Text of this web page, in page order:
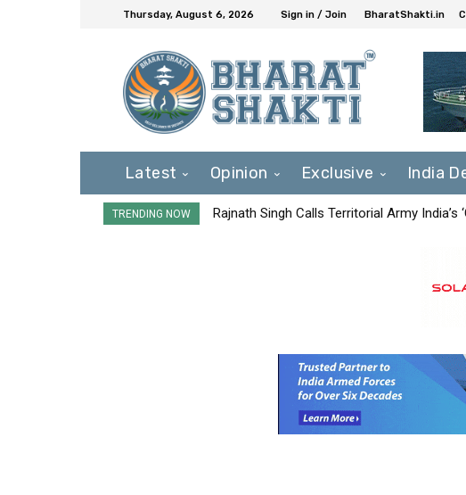
Thursday, August 6, 2026 Sign in / Join BharatShakti.in
Latest Opinion Exclusive India
TRENDING NOW Rajnath Singh Calls Territorial Army India’s